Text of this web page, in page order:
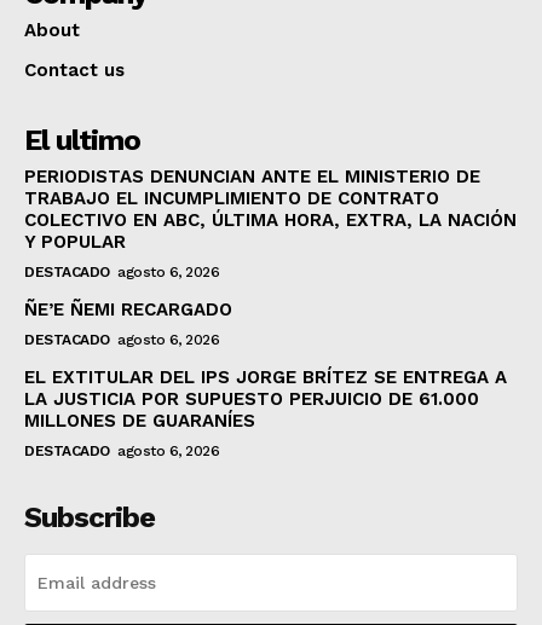
About
Contact us
El ultimo
PERIODISTAS DENUNCIAN ANTE EL MINISTERIO DE
TRABAJO EL INCUMPLIMIENTO DE CONTRATO
COLECTIVO EN ABC, ÚLTIMA HORA, EXTRA, LA NACIÓN
Y POPULAR
DESTACADO agosto 6, 2026
ÑE’E ÑEMI RECARGADO
DESTACADO agosto 6, 2026
EL EXTITULAR DEL IPS JORGE BRÍTEZ SE ENTREGA A
LA JUSTICIA POR SUPUESTO PERJUICIO DE 61.000
MILLONES DE GUARANÍES
DESTACADO agosto 6, 2026
Subscribe